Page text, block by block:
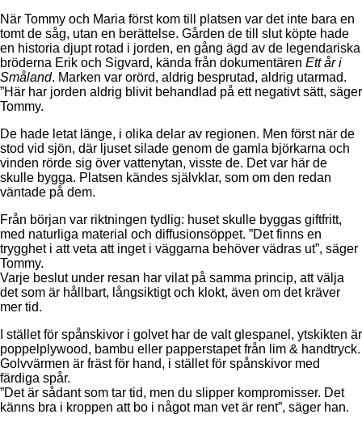
När Tommy och Maria först kom till platsen var det inte bara en
tomt de såg, utan en berättelse. Gården de till slut köpte hade
en historia djupt rotad i jorden, en gång ägd av de legendariska
bröderna Erik och Sigvard, kända från dokumentären Ett år i
Småland. Marken var orörd, aldrig besprutad, aldrig utarmad.
”Här har jorden aldrig blivit behandlad på ett negativt sätt, säger
Tommy.
De hade letat länge, i olika delar av regionen. Men först när de
stod vid sjön, där ljuset silade genom de gamla björkarna och
vinden rörde sig över vattenytan, visste de. Det var här de
skulle bygga. Platsen kändes självklar, som om den redan
väntade på dem.
Från början var riktningen tydlig: huset skulle byggas giftfritt,
med naturliga material och diffusionsöppet. ”Det finns en
trygghet i att veta att inget i väggarna behöver vädras ut”, säger
Tommy.
Varje beslut under resan har vilat på samma princip, att välja
det som är hållbart, långsiktigt och klokt, även om det kräver
mer tid.
I stället för spånskivor i golvet har de valt glespanel, ytskikten är
poppelplywood, bambu eller papperstapet från lim & handtryck.
Golvvärmen är fräst för hand, i stället för spånskivor med
färdiga spår.
”Det är sådant som tar tid, men du slipper kompromisser. Det
känns bra i kroppen att bo i något man vet är rent”, säger han.